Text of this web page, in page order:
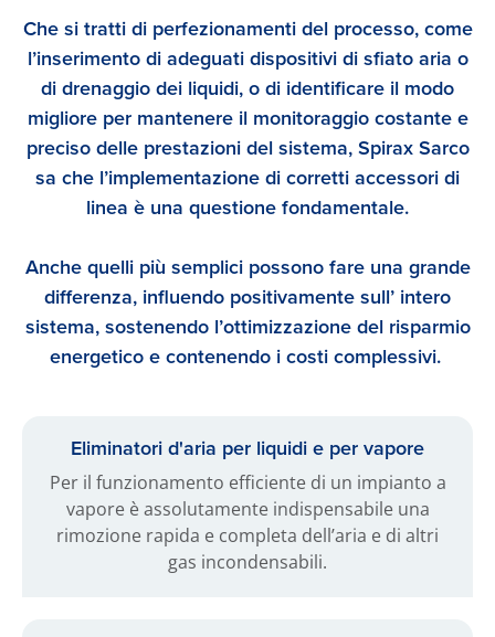
Che si tratti di perfezionamenti del processo, come
l’inserimento di adeguati dispositivi di sfiato aria o
di drenaggio dei liquidi, o di identificare il modo
migliore per mantenere il monitoraggio costante e
preciso delle prestazioni del sistema, Spirax Sarco
sa che l’implementazione di corretti accessori di
linea è una questione fondamentale.
Anche quelli più semplici possono fare una grande
differenza, influendo positivamente sull’ intero
sistema, sostenendo l’ottimizzazione del risparmio
energetico e contenendo i costi complessivi.
Eliminatori d'aria per liquidi e per vapore
Per il funzionamento efficiente di un impianto a
vapore è assolutamente indispensabile una
rimozione rapida e completa dell’aria e di altri
gas incondensabili.